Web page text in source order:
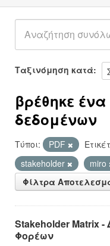
Ταξινόμηση κατά
βρέθηκε
δεδομένων
Τύποι: PDF
stakeholder
miro
Φίλτρα
Stakeholder
Φορέων